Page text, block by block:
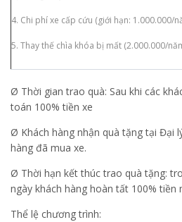
4. Chi phí xe cấp cứu (giới hạn: 1.000.000/
5. Thay thế chìa khóa bị mất (2.000.000/
Ø Thời gian trao quà: Sau khi các
toán 100% tiền xe
Ø Khách hàng nhận quà tặng tại Đại
hàng đã mua xe.
Ø Thời hạn kết thúc trao quà tặng:
ngày khách hàng hoàn tất 100% tiền
Thể lệ chương trình: